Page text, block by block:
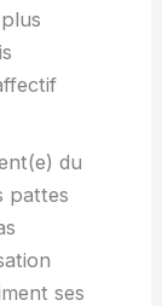
du
pattes
ses